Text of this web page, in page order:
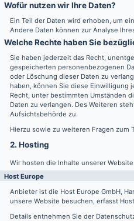
Wofür nutzen wir Ihre Daten?
Ein Teil der Daten wird erhoben, um
Andere Daten können zur Analyse
Welche Rechte haben Sie
Sie haben jederzeit das Recht,
gespeicherten personenbezogenen
oder Löschung dieser Daten zu
haben, können Sie diese Einwilligung
Recht, unter bestimmten Umständen
Daten zu verlangen. Des Weiteren
Aufsichtsbehörde zu.
Hierzu sowie zu weiteren Fragen zum
2. Hosting
Wir hosten die Inhalte unserer
Host Europe
Anbieter ist die Host Europe GmbH,
unsere Website besuchen, erfasst
Details entnehmen Sie der